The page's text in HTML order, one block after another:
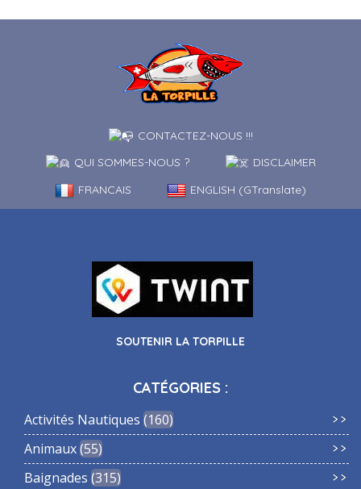
CONTACTEZ-NOUS !!!
QUI SOMMES-NOUS ?
DISCLAIMER
FRANCAIS
ENGLISH (GTranslate)
SOUTENIR LA TORPILLE
CATÉGORIES :
Activités Nautiques 160
Animaux 55
Baignades 315